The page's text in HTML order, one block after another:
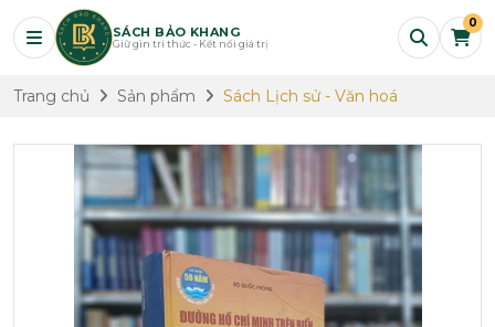
SÁCH BẢO KHANG
Giữ gìn tri thức - Kết nối giá trị
0
Trang chủ Sản phẩm Sách Lịch sử - Văn hoá